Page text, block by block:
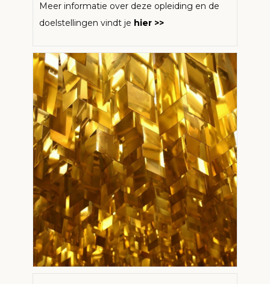
Meer informatie over deze opleiding en de
doelstellingen vindt je hier >>